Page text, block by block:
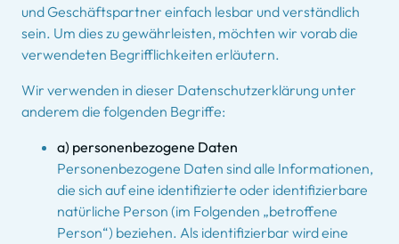
und Geschäftspartner einfach lesbar und verständlich
sein. Um dies zu gewährleisten, möchten wir vorab die
verwendeten Begrifflichkeiten erläutern.
Wir verwenden in dieser Datenschutzerklärung unter
anderem die folgenden Begriffe:
a) personenbezogene Daten
Personenbezogene Daten sind alle Informationen,
die sich auf eine identifizierte oder identifizierbare
natürliche Person (im Folgenden „betroffene
Person“) beziehen. Als identifizierbar wird eine